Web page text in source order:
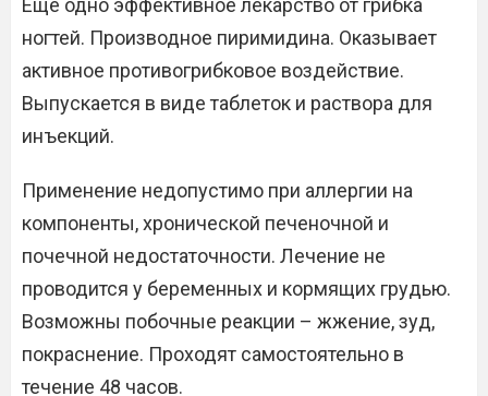
Еще одно эффективное лекарство от грибка
ногтей. Производное пиримидина. Оказывает
активное противогрибковое воздействие.
Выпускается в виде таблеток и раствора для
инъекций.
Применение недопустимо при аллергии на
компоненты, хронической печеночной и
почечной недостаточности. Лечение не
проводится у беременных и кормящих грудью.
Возможны побочные реакции – жжение, зуд,
покраснение. Проходят самостоятельно в
течение 48 часов.